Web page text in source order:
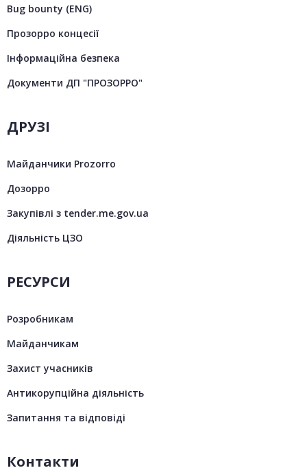
Bug bounty (ENG)
Прозорро концесії
Інформаційна безпека
Документи ДП "ПРОЗОРРО"
ДРУЗІ
Майданчики Prozorro
Дозорро
Закупівлі з tender.me.gov.ua
Діяльність ЦЗО
РЕСУРСИ
Розробникам
Майданчикам
Захист учасників
Антикорупційна діяльність
Запитання та відповіді
Контакти